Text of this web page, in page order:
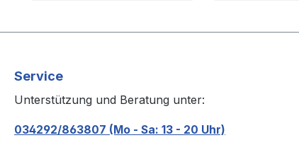
Service
Unterstützung und Beratung unter:
034292/863807 (Mo - Sa: 13 - 20 Uhr)